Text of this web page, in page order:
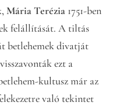
Mária Terézia1751-ben
felállítását. A tiltás
betlehemek divatját
ezt a
kultusz már az
való tekintet